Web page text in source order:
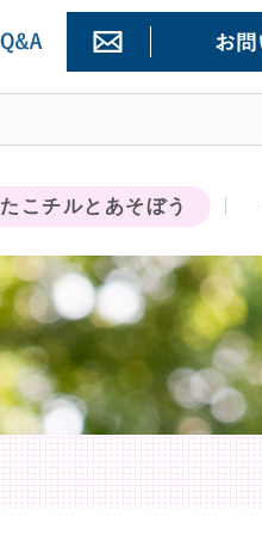
たこチルとあそぼう